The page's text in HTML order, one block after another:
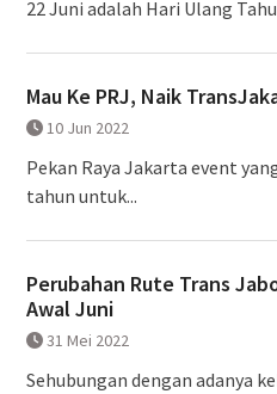
22 Juni adalah Hari Ulang
Mau Ke PRJ, Naik
10 Jun 2022
Pekan Raya Jakarta event
tahun untuk...
Perubahan Rute Trans
Awal Juni
31 Mei 2022
Sehubungan dengan adanya